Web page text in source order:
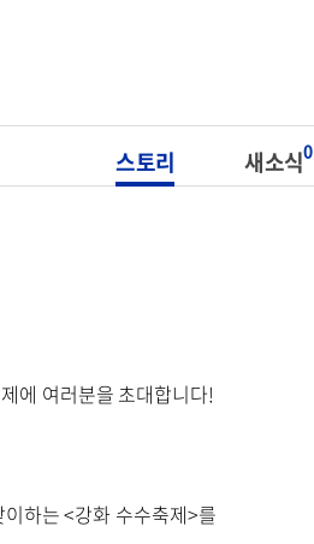
스토리 새소식0
에 여러분을 초대합니다!
하는 <강화 수수축제>를